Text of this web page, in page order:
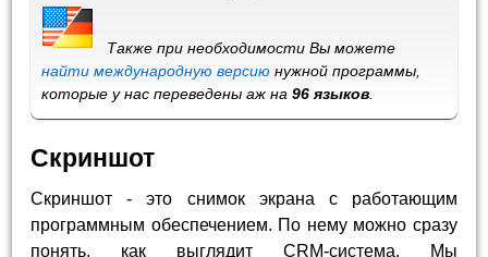
Также при необходимости Вы можете
найти международную версию нужной программы,
которые у нас переведены аж на96 языков.
Скриншот
Скриншот - это снимок экрана с работающим
программным обеспечением. По нему можно сразу
понять, как выглядит CRM-система. Мы